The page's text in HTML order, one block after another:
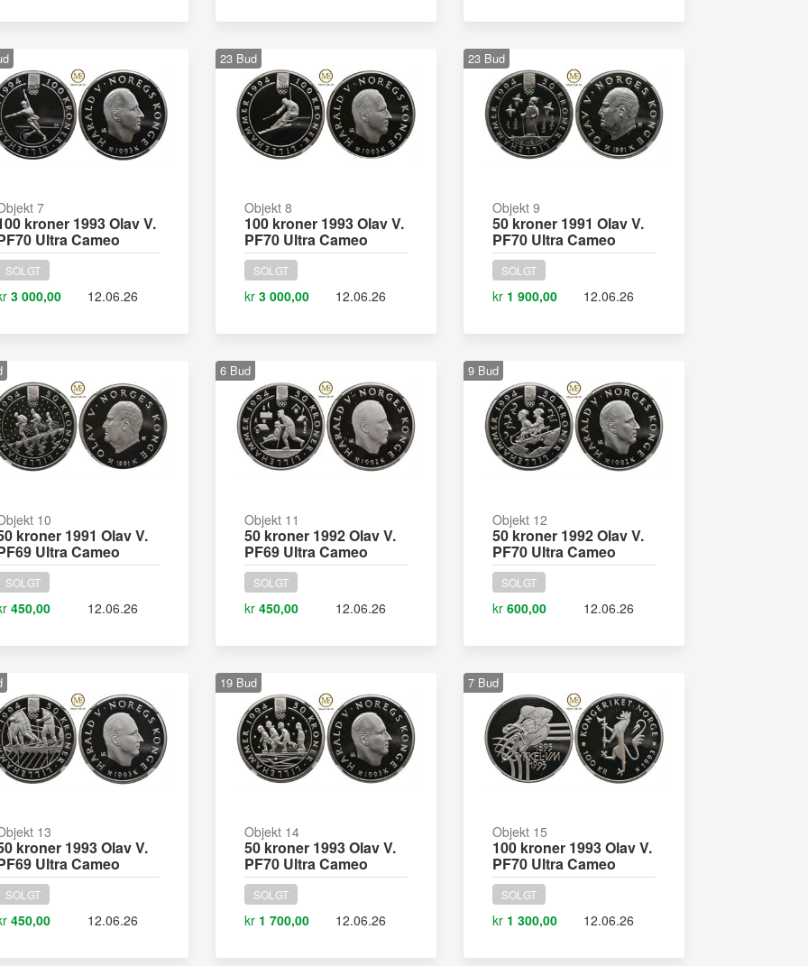
7
kroner 1993 Olav V.
Ultra Cameo
SOLGT
3 000,00 12.06.26
23 Bud
Objekt 8
100 kroner 1993 Olav V.
PF70 Ultra Cameo
SOLGT
kr 3 000,00 12.06.26
23 Bud
Objekt 9
50 kroner 1991 Olav V.
PF70 Ultra Cameo
SOLGT
kr 1 900,00 12.06.26
10
kroner 1991 Olav V.
Ultra Cameo
SOLGT
450,00 12.06.26
6 Bud
Objekt 11
50 kroner 1992 Olav V.
PF69 Ultra Cameo
SOLGT
kr 450,00 12.06.26
9 Bud
Objekt 12
50 kroner 1992 Olav V.
PF70 Ultra Cameo
SOLGT
kr 600,00 12.06.26
13
kroner 1993 Olav V.
Ultra Cameo
SOLGT
450,00 12.06.26
19 Bud
Objekt 14
50 kroner 1993 Olav V.
PF70 Ultra Cameo
SOLGT
kr 1 700,00 12.06.26
7 Bud
Objekt 15
100 kroner 1993 Olav V.
PF70 Ultra Cameo
SOLGT
kr 1 300,00 12.06.26